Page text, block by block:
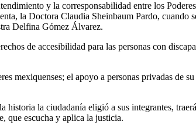
y la corresponsabilidad entre los
la Doctora Claudia Sheinbaum Pardo, cuando
Delfina Gómez Álvarez.
de accesibilidad para las personas con
mexiquenses; el apoyo a personas privadas de
la ciudadanía eligió a sus integrantes,
que escucha y aplica la justicia.